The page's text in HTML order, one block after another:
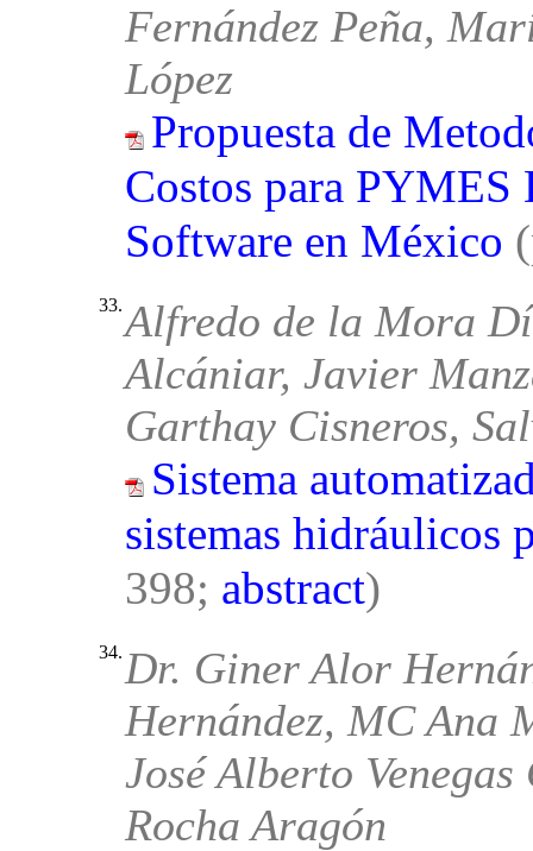
Fernández Peña,
López
Propuesta de
Costos para PYMES
Software en México
33.Alfredo de la Mora
Alcániar, Javier
Garthay Cisneros,
Sistema
sistemas hidráulicos
398; abstract)
34. Dr. Giner Alor
Hernández, MC Ana
José Alberto
Rocha Aragón